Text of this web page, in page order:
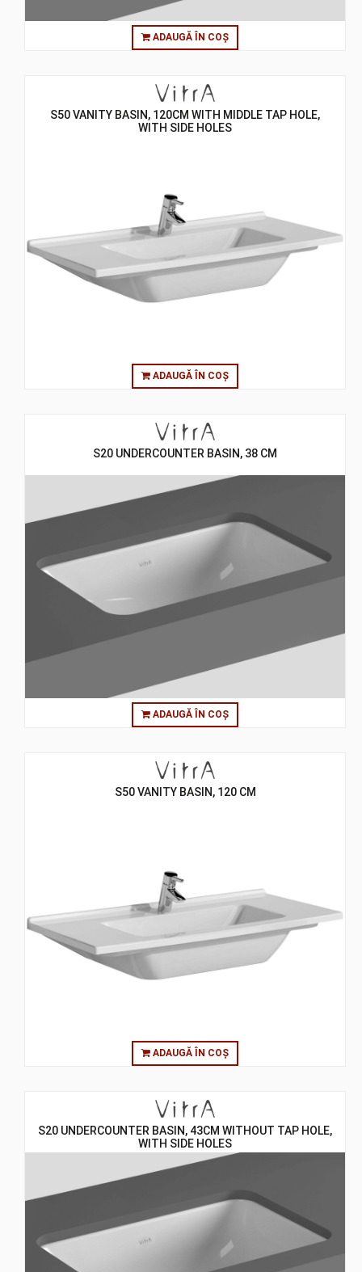
ADAUGĂ ÎN COȘ
S50 VANITY BASIN, 120CM WITH MIDDLE TAP HOLE,
WITH SIDE HOLES
ADAUGĂ ÎN COȘ
S20 UNDERCOUNTER BASIN, 38 CM
ADAUGĂ ÎN COȘ
S50 VANITY BASIN, 120 CM
ADAUGĂ ÎN COȘ
S20 UNDERCOUNTER BASIN, 43CM WITHOUT TAP HOLE,
WITH SIDE HOLES